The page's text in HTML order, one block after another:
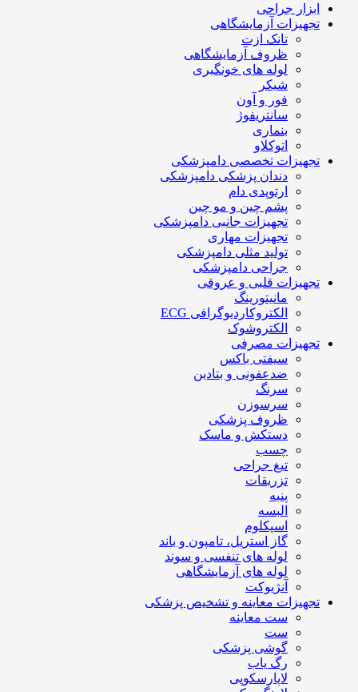
ابزار جراحی
تجهیزات آزمایشگاهی
تانک ازت
ظروف آزمایشگاهی
لوله های خونگیری
شیکر
فور و آون
سانتریفوژ
بنماری
اتوکلاو
تجهیزات تخصصی دامپزشکی
دندان پزشکی دامپزشکی
ارتوپدی دام
پشم چین و مو چین
تجهیزات جانبی دامپزشکی
تجهیزات مهاری
تولید مثلی دامپزشکی
جراحی دامپزشکی
تجهیزات قلبی و عروقی
مانیتورینگ
الکتروکاردیوگرافی ECG
الکتروشوک
تجهیزات مصرفی
سیفتی باکس
ضدعفونی و بتادین
سرنگ
سرسوزن
ظروف پزشکی
دستکش و ماسک
چسب
تیغ جراحی
تزریقات
پنبه
البسه
اسپکلوم
گاز استریل، تامپون و باند
لوله های تنفسی و سوند
لوله های آزمایشگاهی
آنژیوکت
تجهیزات معاینه و تشخیص پزشکی
ست معاینه
ست
گوشی پزشکی
رگ یاب
لاپارسکوپی